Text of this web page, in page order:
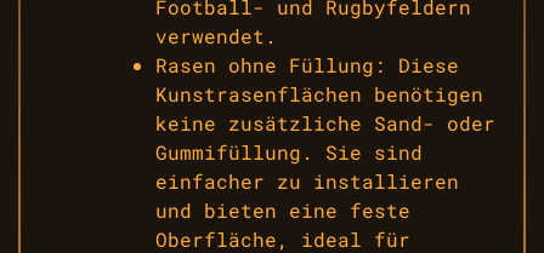
Football- und Rugbyfeldern
verwendet.
Rasen ohne Füllung: Diese
Kunstrasenflächen benötigen
keine zusätzliche Sand- oder
Gummifüllung. Sie sind
einfacher zu installieren
und bieten eine feste
Oberfläche, ideal für